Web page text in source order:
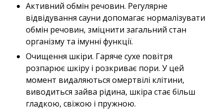
Активний обмін речовин. Регулярне
відвідування сауни допомагає нормалізувати
обмін речовин, зміцнити загальний стан
організму та імунні функції.
Очищення шкіри. Гаряче сухе повітря
розпарює шкіру і розкриває пори. У цей
момент видаляються омертвілі клітини,
виводиться зайва рідина, шкіра стає більш
гладкою, свіжою і пружною.